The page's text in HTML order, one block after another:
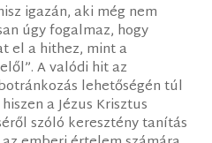
igazán, aki még nem
úgy fogalmaz, hogy
el a hithez, mint a
A valódi hit az
lehetőségén túl
a Jézus Krisztus
szóló keresztény tanítás